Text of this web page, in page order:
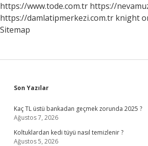
Gelir
https://www.tode.com.tr https://
https://damlatipmerkezi.com.tr knight
Sitemap
Sidebar
Son Yazılar
Kaç TL üstü bankadan geçmek zorunda 2025 ?
Ağustos 7, 2026
Koltuklardan kedi tüyü nasıl temizlenir ?
Ağustos 5, 2026